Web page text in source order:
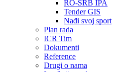
RO-SRB IPA
Tender GIS
Nađi svoj sport
Plan rada
ICR Tim
Dokumenti
Reference
Drugi o nama